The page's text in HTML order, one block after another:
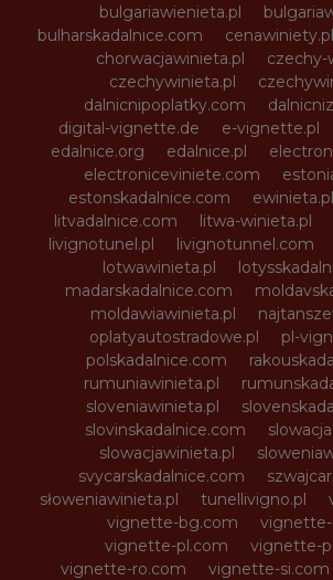
bulgariawienieta.pl
bulharskadalnice.com
cenawiniety.pl
chorwacjawinieta.pl
czechy-
czechywinieta.pl
dalnicnipoplatky.com
digital-vignette.de
e-vignette.pl
edalnice.org
edalnice.pl
electroniceviniete.com
estonskadalnice.com
ewinieta.pl
litvadalnice.com
litwa-winieta.pl
livignotunel.pl
livignotunnel.com
lotwawinieta.pl
madarskadalnice.com
moldawiawinieta.pl
oplatyautostradowe.pl
pl-
polskadalnice.com
rumuniawinieta.pl
sloveniawinieta.pl
slovinskadalnice.com
slowacjawinieta.pl
svycarskadalnice.com
słoweniawinieta.pl
tunellivigno.pl
vignette-bg.com
vignette-pl.com
vignette-
vignette-ro.com
vignette-si.com